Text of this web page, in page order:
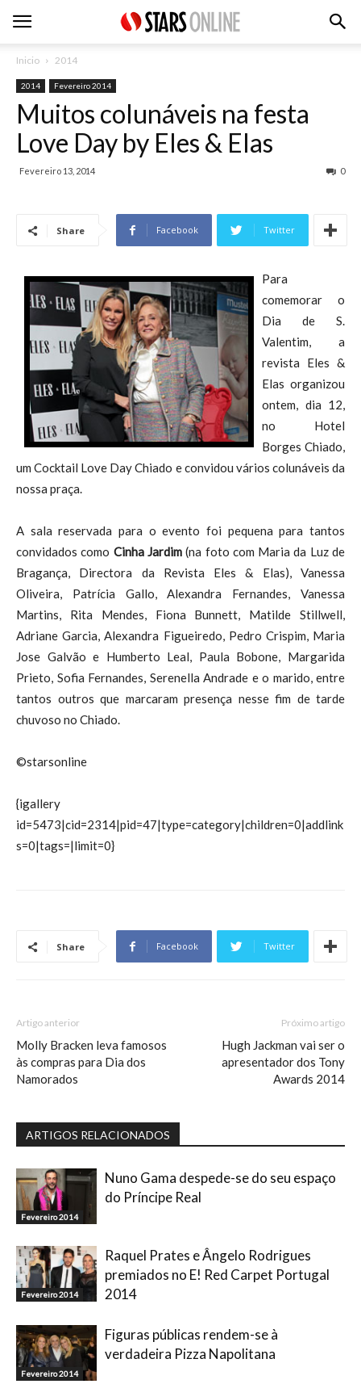
Inicio 2014
2014 Fevereiro 2014
Muitos colunáveis na festa
Love Day by Eles & Elas
Fevereiro 13, 2014 0
Share Facebook Twitter
Para
comemorar o
Dia de S.
Valentim, a
revista Eles &
Elas organizou
ontem, dia 12,
no Hotel
Borges Chiado,
um Cocktail Love Day Chiado e convidou vários colunáveis da
nossa praça.
A sala reservada para o evento foi pequena para tantos
convidados como Cinha Jardim(na foto com Maria da Luz de
Bragança, Directora da Revista Eles & Elas), Vanessa
Oliveira, Patrícia Gallo, Alexandra Fernandes, Vanessa
Martins, Rita Mendes, Fiona Bunnett, Matilde Stillwell,
Adriane Garcia, Alexandra Figueiredo, Pedro Crispim, Maria
Jose Galvão e Humberto Leal, Paula Bobone, Margarida
Prieto, Sofia Fernandes, Serenella Andrade e o marido, entre
tantos outros que marcaram presença nesse fim de tarde
chuvoso no Chiado.
©starsonline
{igallery
id=5473|cid=2314|pid=47|type=category|children=0|addlink
s=0|tags=|limit=0}
Share Facebook Twitter
Artigo anterior
Molly Bracken leva famosos
às compras para Dia dos
Namorados
Próximo artigo
Hugh Jackman vai ser o
apresentador dos Tony
Awards 2014
ARTIGOS RELACIONADOS
Fevereiro 2014
Nuno Gama despede-se do seu espaço
do Príncipe Real
Fevereiro 2014
Raquel Prates e Ângelo Rodrigues
premiados no E! Red Carpet Portugal
2014
Fevereiro 2014
Figuras públicas rendem-se à
verdadeira Pizza Napolitana